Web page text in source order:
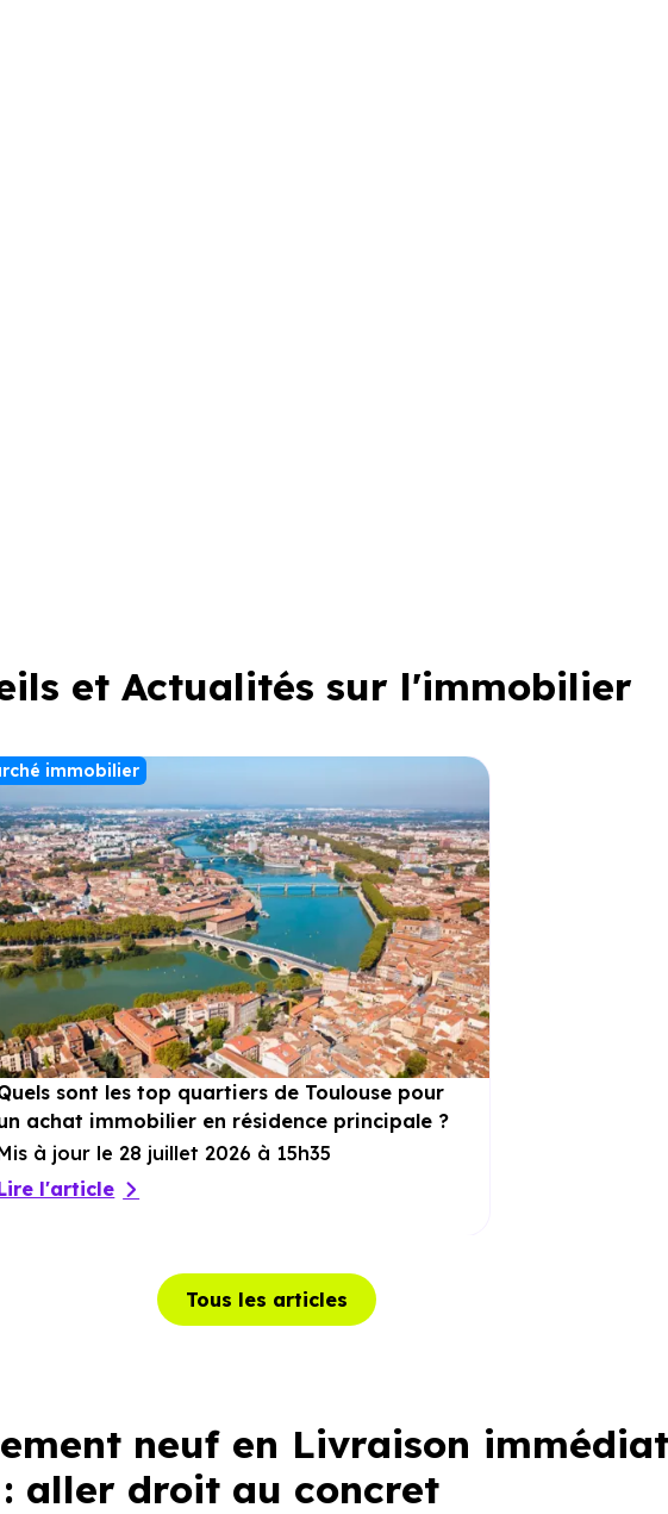
et Actualités sur l'immobilier
immobilier
sont les top quartiers de Toulouse pour
achat immobilier en résidence principale ?
à jour le 28 juillet 2026 à 15h35
l'article
Tous les articles
neuf en Livraison
: aller droit au concret